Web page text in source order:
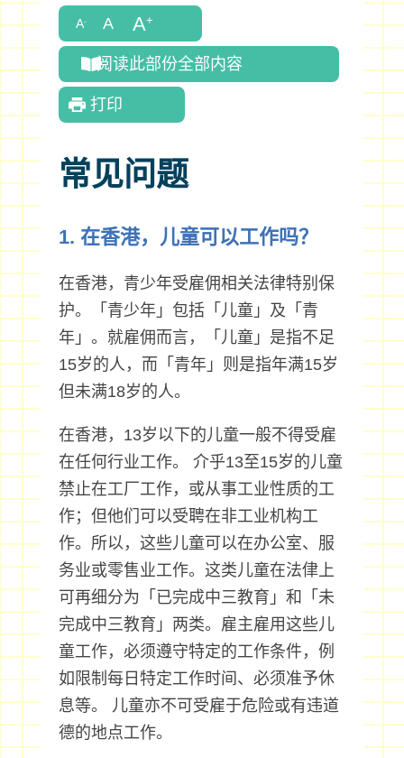
阅读此部份全部内容
打印
常见问题
1. 在香港，儿童可以工作吗？
在香港，青少年受雇佣相关法律特别保
护。「青少年」包括「儿童」及「青
年」。就雇佣而言，「儿童」是指不足
15岁的人，而「青年」则是指年满15岁
但未满18岁的人。
在香港，13岁以下的儿童一般不得受雇
在任何行业工作。 介乎13至15岁的儿童
禁止在工厂工作，或从事工业性质的工
作；但他们可以受聘在非工业机构工
作。所以，这些儿童可以在办公室、服
务业或零售业工作。这类儿童在法侓上
可再细分为「已完成中三教育」和「未
完成中三教育」两类。雇主雇用这些儿
童工作，必须遵守特定的工作条件，例
如限制每日特定工作时间、必须准予休
息等。 儿童亦不可受雇于危险或有违道
德的地点工作。